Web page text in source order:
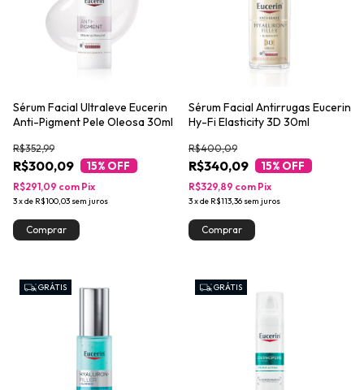
Sérum Facial Ultraleve Eucerin
Anti-Pigment Pele Oleosa 30ml
R$300,09
R$352,99
15% OFF
3xde R$100,03 sem juros
R$291,09 com Pix
Sérum Facial Antirrugas Eucerin
Hy-Fi Elasticity 3D 30ml
R$340,09
R$400,09
15% OFF
3xde R$113,36 sem juros
R$329,89 com Pix
GRÁTIS GRÁTIS